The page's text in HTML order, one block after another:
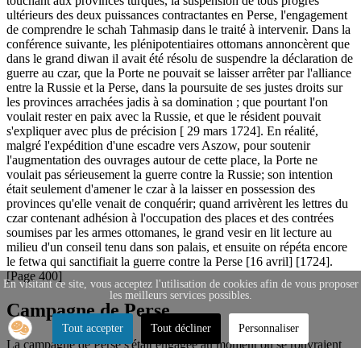
ultérieurs des deux puissances contractantes en Perse, l'engagement
de comprendre le schah Tahmasip dans le traité à intervenir. Dans la
conférence suivante, les plénipotentiaires ottomans annoncèrent que
dans le grand diwan il avait été résolu de suspendre la déclaration de
guerre au czar, que la Porte ne pouvait se laisser arrêter par l'alliance
entre la Russie et la Perse, dans la poursuite de ses justes droits sur
les provinces arrachées jadis à sa domination ; que pourtant l'on
voulait rester en paix avec la Russie, et que le résident pouvait
s'expliquer avec plus de précision [ 29 mars 1724]. En réalité,
malgré l'expédition d'une escadre vers Aszow, pour soutenir
l'augmentation des ouvrages autour de cette place, la Porte ne
voulait pas sérieusement la guerre contre la Russie; son intention
était seulement d'amener le czar à la laisser en possession des
provinces qu'elle venait de conquérir; quand arrivèrent les lettres du
czar contenant adhésion à l'occupation des places et des contrées
soumises par les armes ottomanes, le grand vesir en lit lecture au
milieu d'un conseil tenu dans son palais, et ensuite on répéta encore
le fetwa qui sanctifiait la guerre contre la Perse [16 avril] [1724].
[Page 400]
Campagne de Perse
La campagne de Perse s'était engagée au moment où se rouvraient
En visitant ce site, vous acceptez l'utilisation de cookies afin de vous proposer
les meilleurs services possibles.
Tout accepter Tout décliner Personnaliser